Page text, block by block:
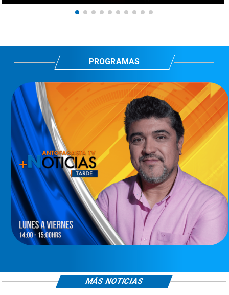
PROGRAMAS
MÁS NOTICIAS